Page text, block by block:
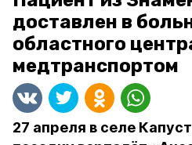
доставлен в
областного
медтранспортом
27 апреля в селе